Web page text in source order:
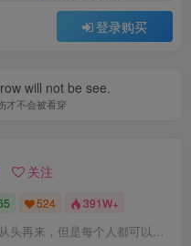
登录购买
will not be see.
才不会被看穿
关注
524 391W+
没有人可以回到过去从头再来，但是每个人都可以从今天开始，创造一个全新的结局